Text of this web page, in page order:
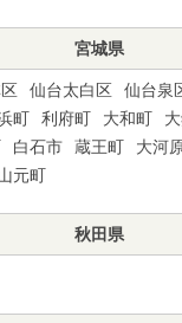
宮城県
仙台太白区 仙台泉
町 利府町 大和町
白石市 蔵王町 大河
元町
秋田県